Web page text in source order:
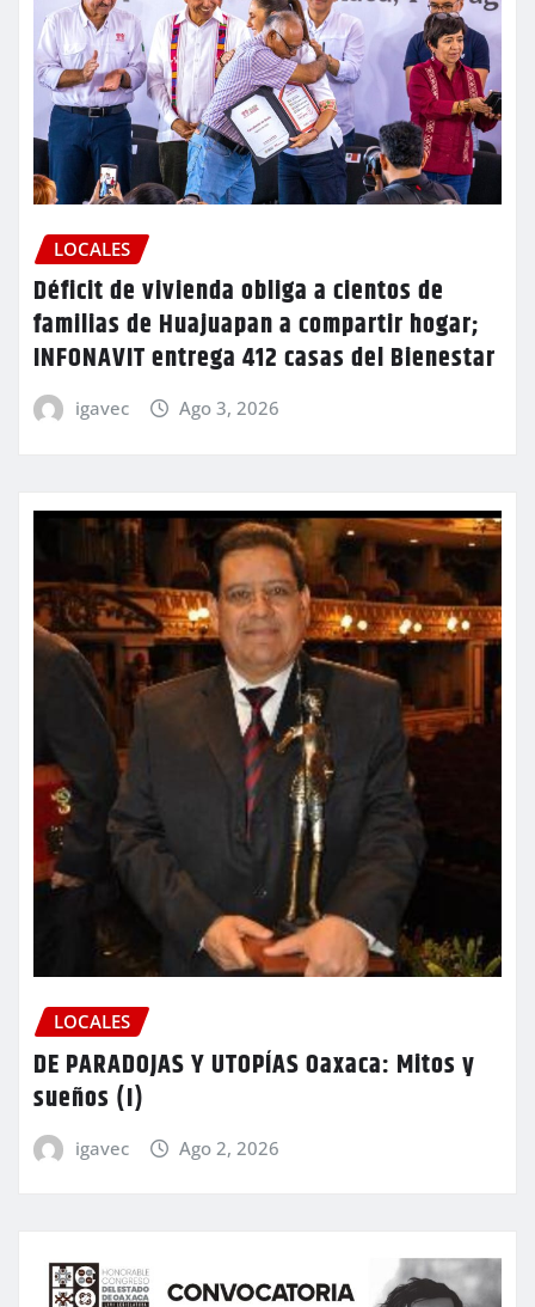
LOCALES
Déficit de vivienda obliga a cientos de
familias de Huajuapan a compartir hogar;
INFONAVIT entrega 412 casas del Bienestar
igavec Ago 3, 2026
LOCALES
DE PARADOJAS Y UTOPÍAS Oaxaca: Mitos y
sueños (I)
igavec Ago 2, 2026